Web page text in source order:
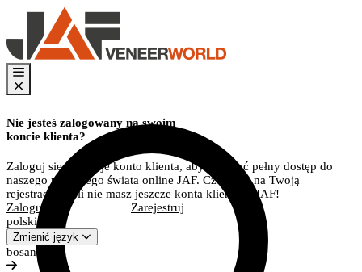
Nie jesteś zalogowany na swoim
koncie klienta?
Zaloguj się na swoje konto klienta, aby uzyskać pełny dostęp do
naszego rozległego świata online JAF. Czekamy na Twoją
rejestrację, jeśli nie masz jeszcze konta klienta w JAF!
Zaloguj się
Zarejestruj
polski
Zmienić język
bosanski